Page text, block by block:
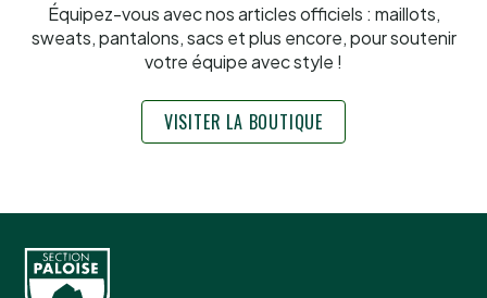
Équipez-vous avec nos articles officiels : maillots,
sweats, pantalons, sacs et plus encore, pour soutenir
votre équipe avec style !
VISITER LA BOUTIQUE